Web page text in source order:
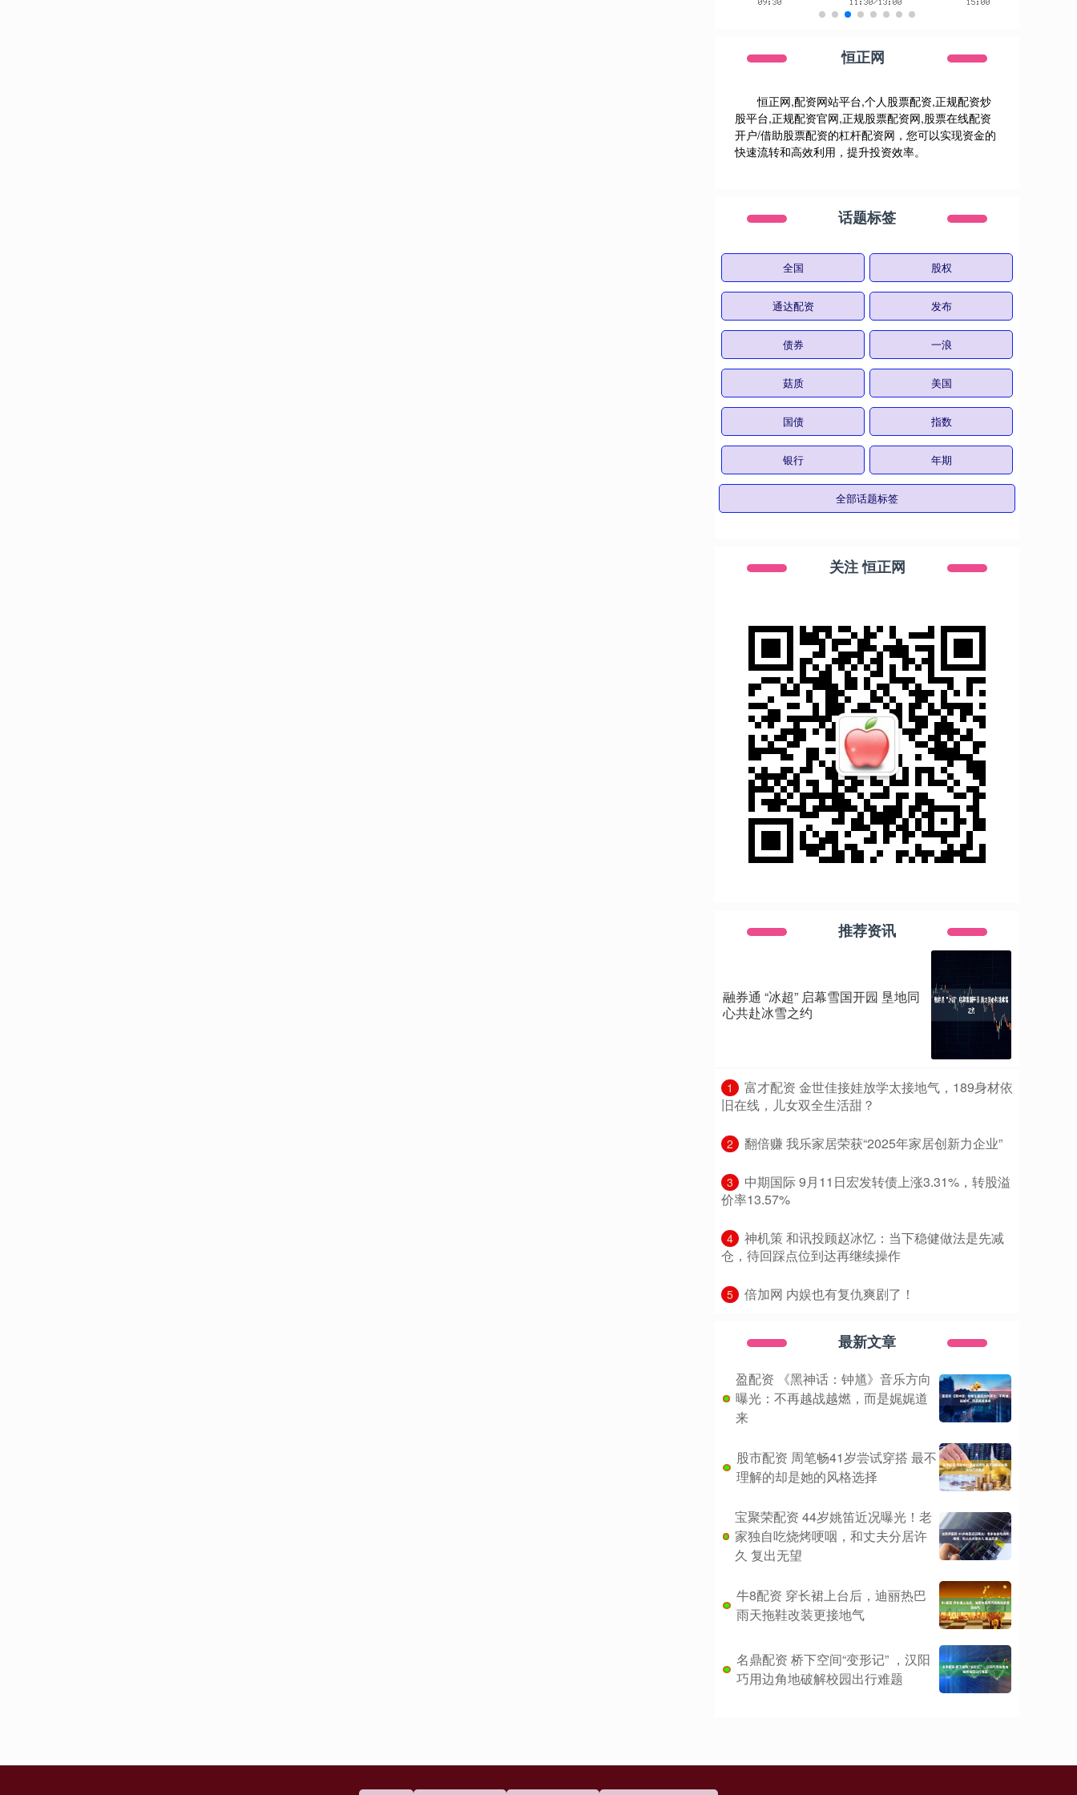
恒正网
恒正网,配资网站平台,个人股票配资,正规配资炒
股平台,正规配资官网,正规股票配资网,股票在线配资
开户/借助股票配资的杠杆配资网，您可以实现资金的
快速流转和高效利用，提升投资效率。
话题标签
全国 股权
通达配资 发布
债券 一浪
菇质 美国
国债 指数
银行 年期
全部话题标签
关注 恒正网
推荐资讯
融券通 “冰超” 启幕雪国开园 垦地同
心共赴冰雪之约
1
​富才配资 金世佳接娃放学太接地气，189身材依
旧在线，儿女双全生活甜？
2 ​翻倍赚 我乐家居荣获“2025年家居创新力企业”
3
​中期国际 9月11日宏发转债上涨3.31%，转股溢
价率13.57%
4
​神机策 和讯投顾赵冰忆：当下稳健做法是先减
仓，待回踩点位到达再继续操作
5 ​倍加网 内娱也有复仇爽剧了！
最新文章
盈配资 《黑神话：钟馗》音乐方向
曝光：不再越战越燃，而是娓娓道
来
股市配资 周笔畅41岁尝试穿搭 最不
理解的却是她的风格选择
宝聚荣配资 44岁姚笛近况曝光！老
家独自吃烧烤哽咽，和丈夫分居许
久 复出无望
牛8配资 穿长裙上台后，迪丽热巴
雨天拖鞋改装更接地气
名鼎配资 桥下空间“变形记” ，汉阳
巧用边角地破解校园出行难题